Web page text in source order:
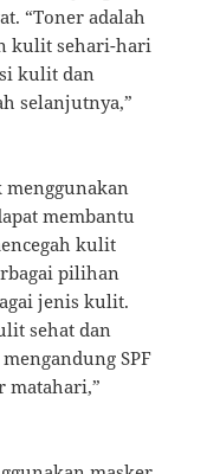
“Toner adalah
kulit sehari-hari
kulit dan
selanjutnya,”
membantu
kulit
pilihan
jenis kulit.
sehat dan
SPF